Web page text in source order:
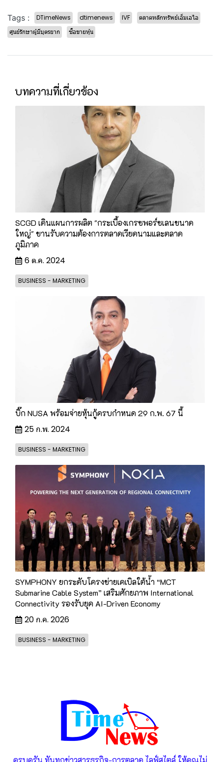
Tags : DTimeNews dtimenews IVF
ตลาดหลักทรัพย์เอ็มเอไอ
ศูนย์รักษาผู้มีบุตรยาก
ซื้อขายหุ้น
บทความที่เกี่ยวข้อง
SCGD เดินแผนการผลิต "กระเบื้องเกรซพอร์ซเลนขนาด
ใหญ่" ขานรับความต้องการตลาดเวียดนามและตลาด
ภูมิภาค
6 ต.ค. 2024
BUSINESS - MARKETING
บิ๊ก NUSA พร้อมจ่ายหุ้นกู้ครบกำหนด 29 ก.พ. 67 นี้
25 ก.พ. 2024
BUSINESS - MARKETING
SYMPHONY ยกระดับโครงข่ายเคเบิลใต้น้ำ “MCT
Submarine Cable System” เสริมศักยภาพ International
Connectivity รองรับยุค AI-Driven Economy
20 ก.ค. 2026
BUSINESS - MARKETING